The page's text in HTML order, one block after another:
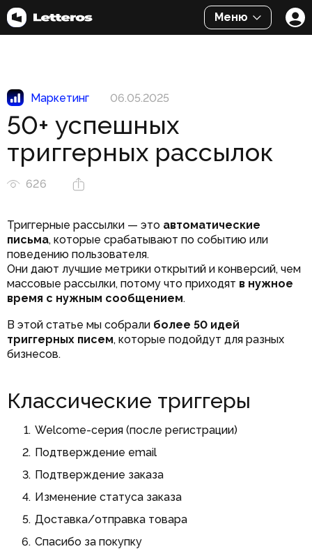
Меню
Маркетинг 06.05.2025
50+ успешных
триггерных рассылок
626
Триггерные рассылки — это автоматические
письма, которые срабатывают по событию или
поведению пользователя.
Они дают лучшие метрики открытий и конверсий, чем
массовые рассылки, потому что приходят в нужное
время с нужным сообщением.
В этой статье мы собрали более 50 идей
триггерных писем, которые подойдут для разных
бизнесов.
Классические триггеры
Welcome-серия (после регистрации)
Подтверждение email
Подтверждение заказа
Изменение статуса заказа
Доставка/отправка товара
Спасибо за покупку